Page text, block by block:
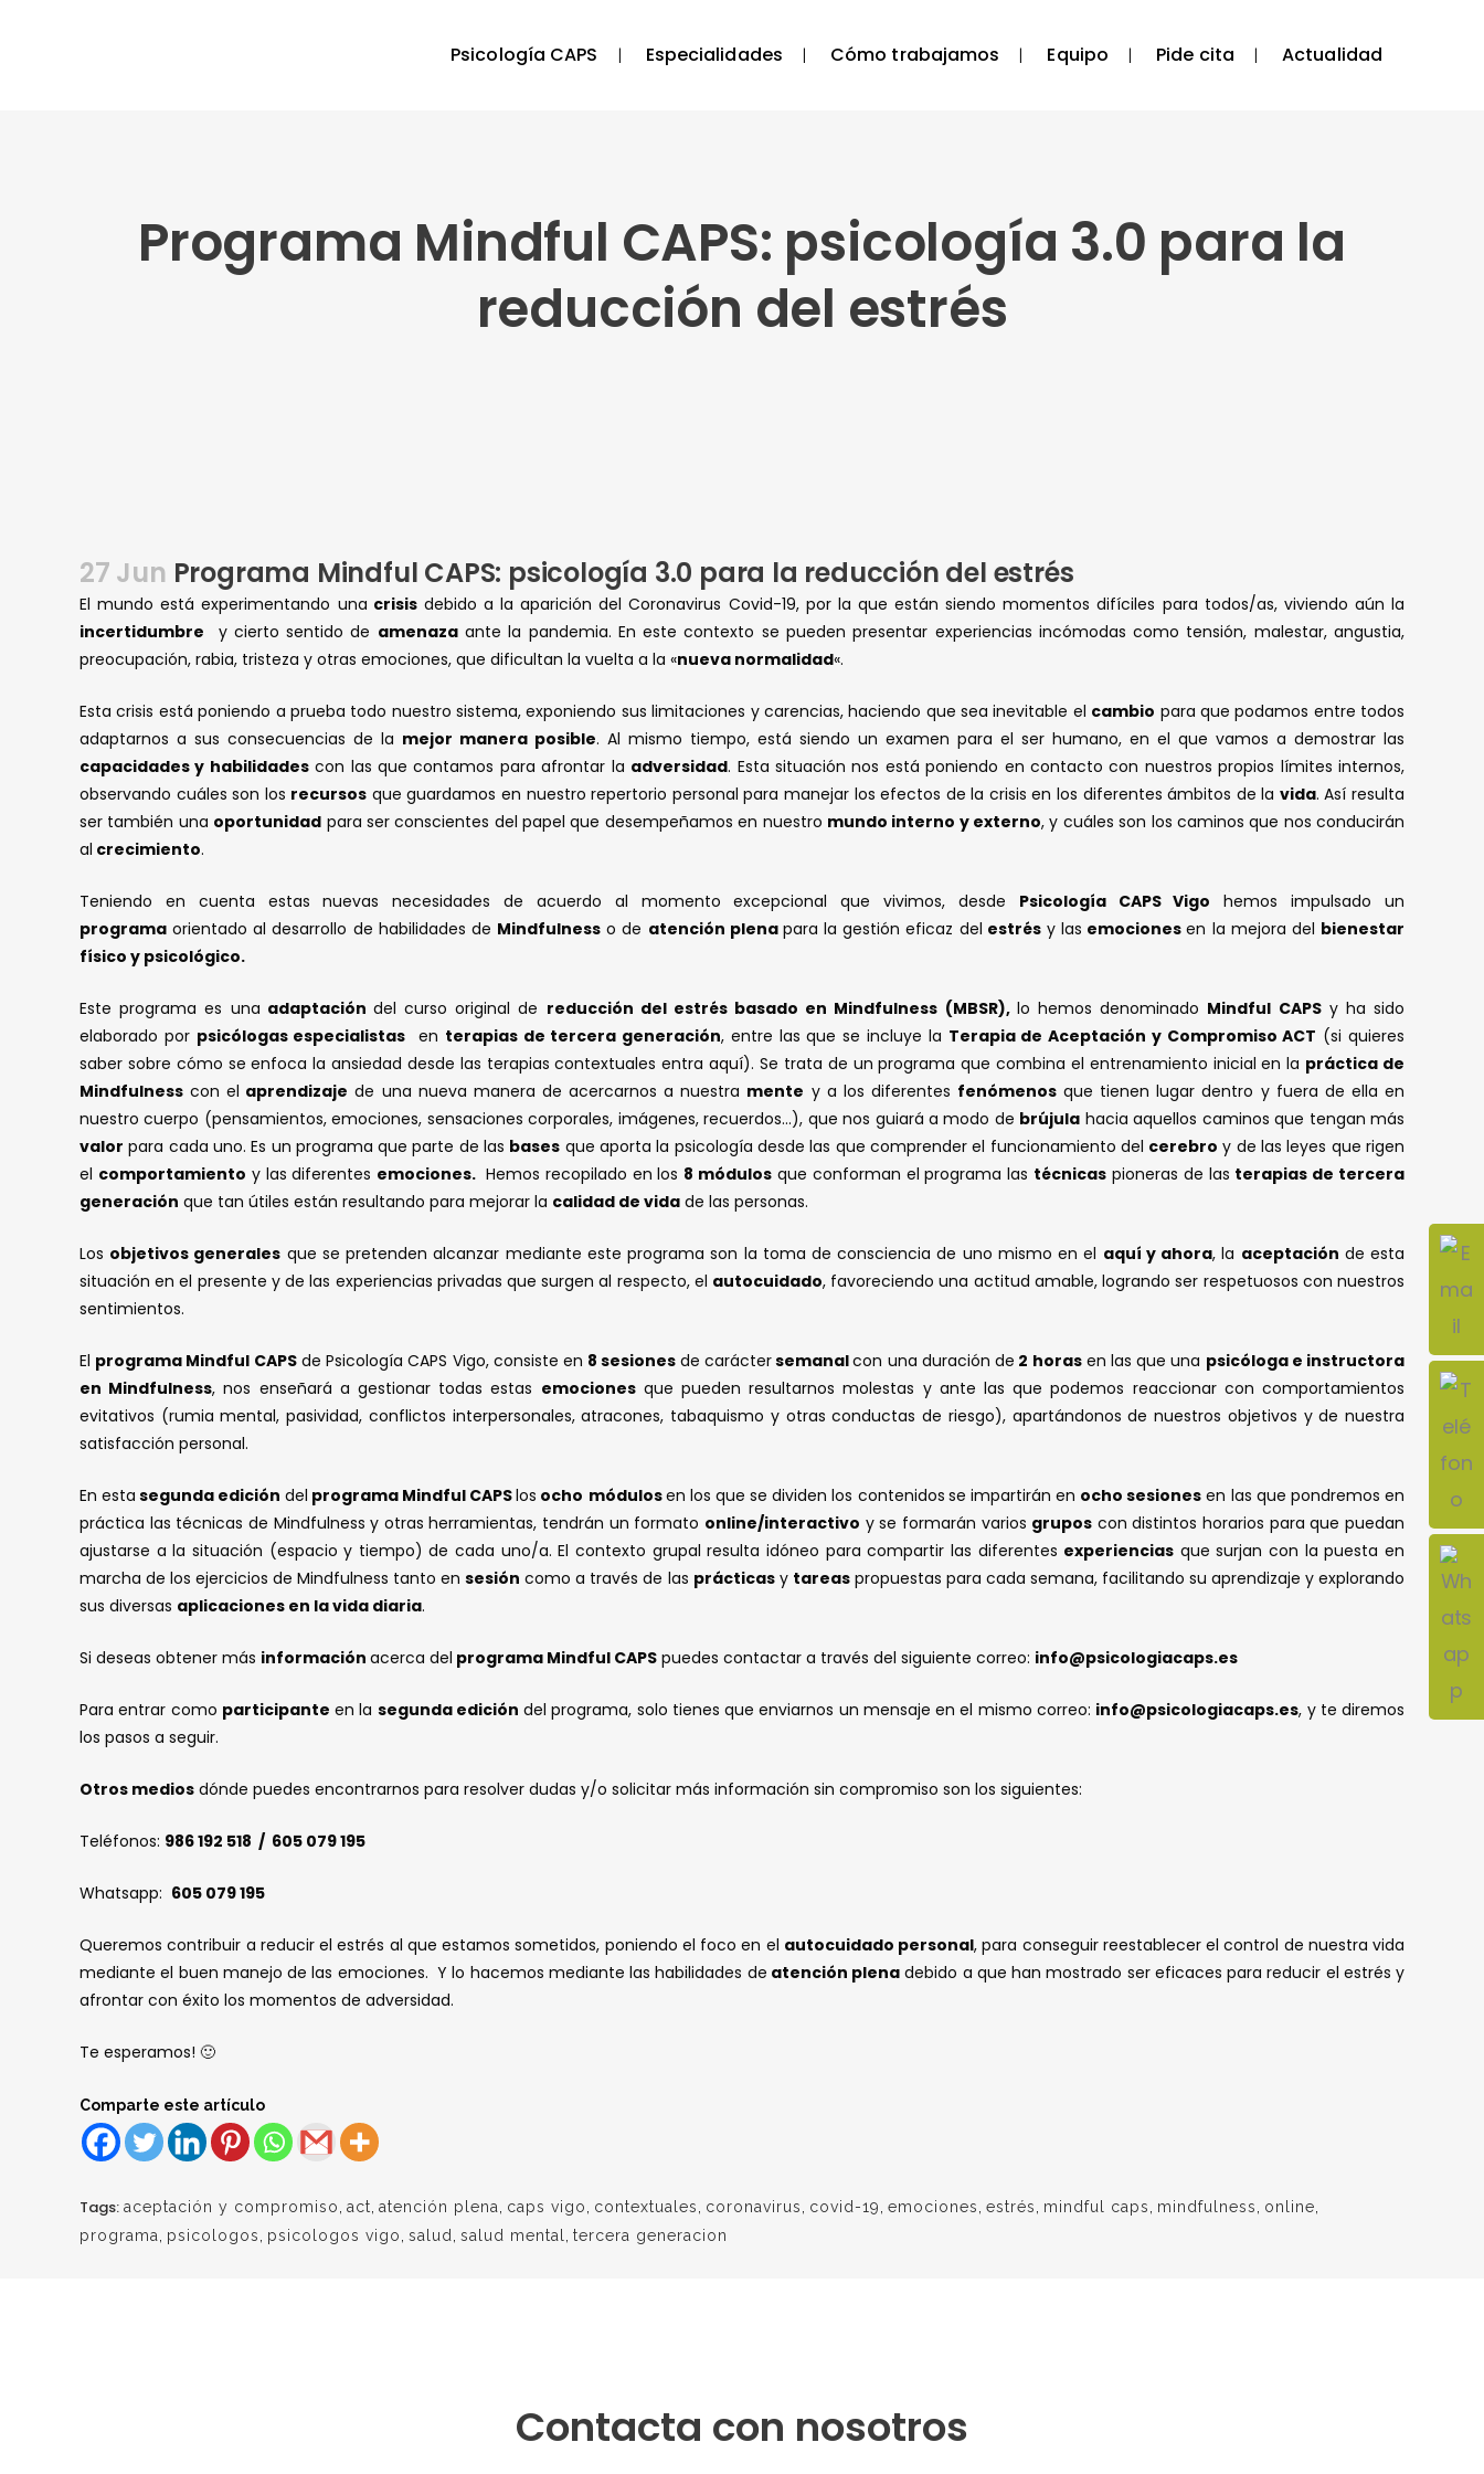
Psicología CAPS Especialidades Cómo trabajamos Equipo Pide cita Actualidad
Programa Mindful CAPS: psicología 3.0 para la
reducción del estrés
27 Jun Programa Mindful CAPS: psicología 3.0 para la reducción del estrés
El mundo está experimentando una crisisdebido a la aparición del Coronavirus Covid-19, por la que están siendo momentos difíciles para todos/as, viviendo aún la
incertidumbre y cierto sentido de amenazaante la pandemia. En este contexto se pueden presentar experiencias incómodas como tensión, malestar, angustia,
preocupación, rabia, tristeza y otras emociones, que dificultan la vuelta a la «nueva normalidad«.
Esta crisis está poniendo a prueba todo nuestro sistema, exponiendo sus limitaciones y carencias, haciendo que sea inevitable el cambio para que podamos entre todos
adaptarnos a sus consecuencias de la mejor manera posible. Al mismo tiempo, está siendo un examen para el ser humano, en el que vamos a demostrar las
capacidades y habilidadescon las que contamos para afrontar la adversidad. Esta situación nos está poniendo en contacto con nuestros propios límites internos,
observando cuáles son los recursos que guardamos en nuestro repertorio personal para manejar los efectos de la crisis en los diferentes ámbitos de la vida. Así resulta
ser también una oportunidad para ser conscientes del papel que desempeñamos en nuestro mundo interno y externo, y cuáles son los caminos que nos conducirán
al crecimiento.
Teniendo en cuenta estas nuevas necesidades de acuerdo al momento excepcional que vivimos, desde Psicología CAPS Vigo hemos impulsado un
programa orientado al desarrollo de habilidades de Mindfulness o de atención plena para la gestión eficaz del estrésy las emocionesen la mejora del bienestar
físico y psicológico.
Este programa es una adaptación del curso original de reducción del estrés basado en Mindfulness (MBSR), lo hemos denominado Mindful CAPSy ha sido
elaborado por psicólogas especialistas en terapias de tercera generación, entre las que se incluye la Terapia de Aceptación y Compromiso ACT (si quieres
saber sobre cómo se enfoca la ansiedad desde las terapias contextuales entraaquí). Se trata de un programa que combina el entrenamiento inicial en la práctica de
Mindfulness con el aprendizaje de una nueva manera de acercarnos a nuestra mente y a los diferentes fenómenosque tienen lugar dentro y fuera de ella en
nuestro cuerpo (pensamientos, emociones, sensaciones corporales, imágenes, recuerdos…), que nos guiará a modo de brújula hacia aquellos caminos que tengan más
valor para cada uno. Es un programa que parte de las bases que aporta la psicología desde las que comprender el funcionamiento del cerebro y de las leyes que rigen
el comportamiento y las diferentes emociones. Hemos recopilado en los 8 módulos que conforman el programa las técnicas pioneras de las terapias de tercera
generación que tan útiles están resultando para mejorar la calidad de vida de las personas.
Los objetivos generales que se pretenden alcanzar mediante este programa son la toma de consciencia de uno mismo en el aquí y ahora, la aceptación de esta
situación en el presente y de las experiencias privadas que surgen al respecto, el autocuidado, favoreciendo una actitud amable, logrando ser respetuosos con nuestros
sentimientos.
El programa Mindful CAPSde Psicología CAPS Vigo, consiste en 8 sesiones de caráctersemanalcon una duración de 2 horasen las que una psicóloga e instructora
en Mindfulness, nos enseñará a gestionar todas estas emocionesque pueden resultarnos molestas y ante las que podemos reaccionar con comportamientos
evitativos (rumia mental, pasividad, conflictos interpersonales, atracones, tabaquismo y otras conductas de riesgo), apartándonos de nuestros objetivos y de nuestra
satisfacción personal.
En esta segunda edición del programa Mindful CAPSlos ocho módulosen los que se dividen los contenidos se impartirán en ocho sesiones en las que pondremos en
práctica las técnicas de Mindfulness y otras herramientas, tendrán un formato online/interactivo y se formarán varios grupos con distintos horarios para que puedan
ajustarse a la situación (espacio y tiempo) de cada uno/a. El contexto grupal resulta idóneo para compartir las diferentes experiencias que surjan con la puesta en
marcha de los ejercicios de Mindfulness tanto ensesión como a través de las prácticasy tareaspropuestas para cada semana, facilitando su aprendizaje y explorando
sus diversas aplicaciones en la vida diaria.
Si deseas obtener más información acerca del programa Mindful CAPS puedes contactar a través del siguiente correo: info@psicologiacaps.es
Para entrar como participante en la segunda edición del programa, solo tienes que enviarnos un mensaje en el mismo correo: info@psicologiacaps.es, y te diremos
los pasos a seguir.
Otros medios dónde puedes encontrarnos para resolver dudas y/o solicitar más información sin compromiso son los siguientes:
Teléfonos: 986 192 518 / 605 079 195
Whatsapp: 605 079 195
Queremos contribuir a reducir el estrés al que estamos sometidos, poniendo el foco en el autocuidado personal, para conseguir reestablecer el control de nuestra vida
mediante el buen manejo de las emociones. Y lo hacemos mediante las habilidades de atención plena debido a que han mostrado ser eficaces para reducir el estrés y
afrontar con éxito los momentos de adversidad.
Te esperamos! 🙂
Comparte este artículo
Tags: aceptación y compromiso act atención plena caps vigo contextuales coronavirus covid-19 emociones estrés mindful caps mindfulness online
programa
psicologos psicologos vigo salud salud mental tercera generacion
Contacta con nosotros